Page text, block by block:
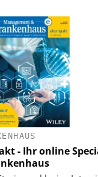
- Ihr online
EASY SOFTWARE AG
Digitalisierung im